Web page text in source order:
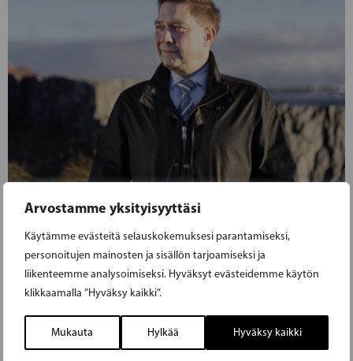
Arvostamme yksityisyyttäsi
Käytämme evästeitä selauskokemuksesi parantamiseksi,
personoitujen mainosten ja sisällön tarjoamiseksi ja
liikenteemme analysoimiseksi. Hyväksyt evästeidemme käytön
klikkaamalla ”Hyväksy kaikki”.
Mukauta Hylkää Hyväksy kaikki
13.11.2021
BLOMQVIST: ISÄNPÄIVÄ JA TASA-
ARVOINEN VANHEMMUUS TÄRKEITÄ
YMPÄRI VUODEN